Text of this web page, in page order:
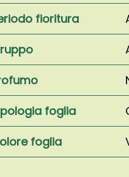
fioritura
foglia
foglia